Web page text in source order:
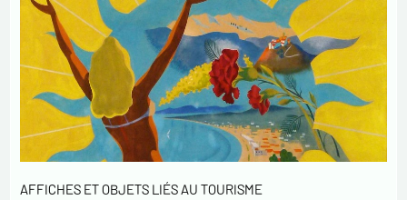
AFFICHES ET OBJETS LIÉS AU TOURISME